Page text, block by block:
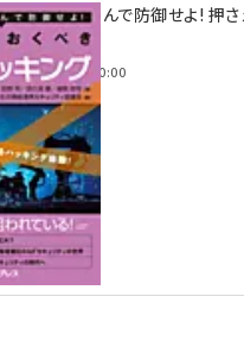
攻撃手法を学んで防御せよ! 押さ
ハッキング
2022年6月14日 0:00